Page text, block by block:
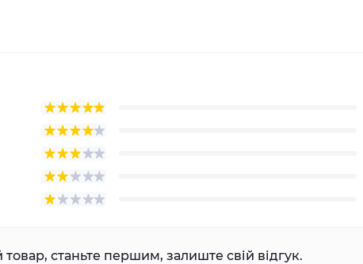
товар, станьте першим, залиште свій відгук.